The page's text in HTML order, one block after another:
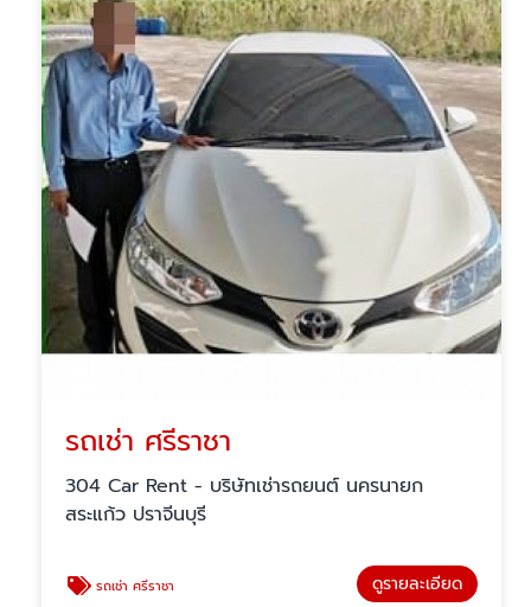
รถเช่า ศรีราชา
304 Car Rent - บริษัทเช่ารถยนต์ นครนายก
สระแก้ว ปราจีนบุรี
รถเช่า ศรีราชา ดูรายละเอียด